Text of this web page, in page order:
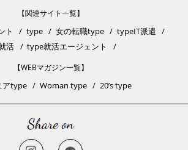
【関連サイト一覧】
ト type 女の転職type
typeIT派遣
活
type就活エージェント
【WEBマガジン一覧】
アtype Woman type 20’s type